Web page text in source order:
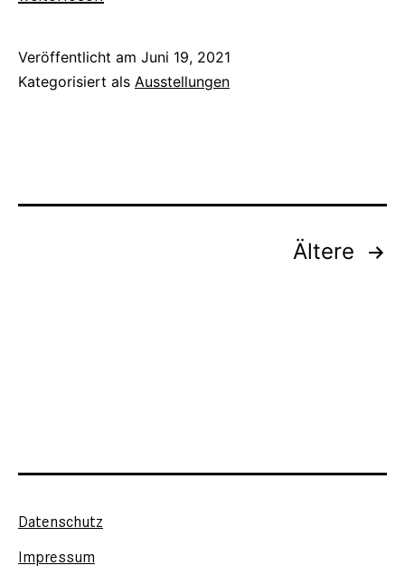
Grenchen
Veröffentlicht am Juni 19, 2021
Kategorisiert als Ausstellungen
SeitennummerierungÄltere
Datenschutz
Impressum